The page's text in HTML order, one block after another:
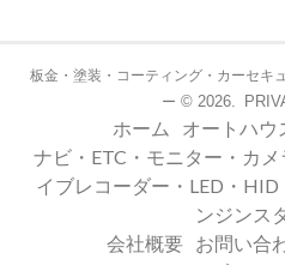
板金・塗装・コーティング・カーセキ
ー © 2026.
ホーム オートハウ
ナビ・ETC・モニター・カ
イブレコーダー・LED・
ンジンス
会社概要 お問い合